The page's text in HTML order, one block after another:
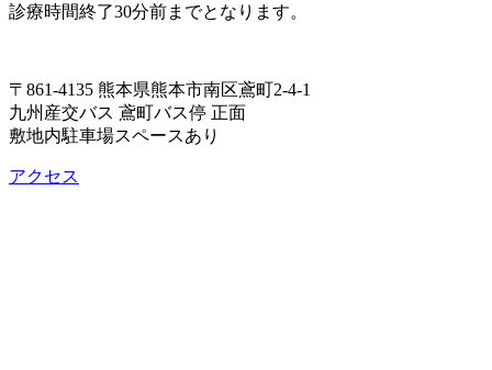
診療時間終了30分前までとなります。
〒861-4135 熊本県熊本市南区鳶町2-4-1
九州産交バス 鳶町バス停 正面
敷地内駐車場スペースあり
アクセス